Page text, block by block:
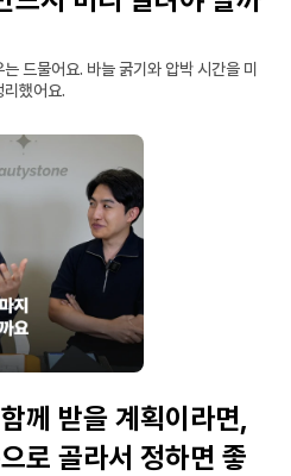
드물어요. 바늘 굵기와 압박 시간을 미
리했어요.
께 받을 계획이라면,
로 골라서 정하면 좋